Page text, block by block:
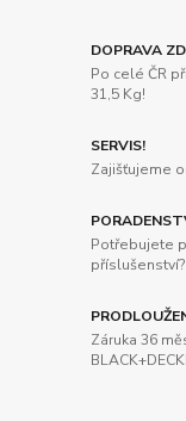
DOPRAVA
Po celé ČR
31,5 Kg!
SERVIS!
Zajišťujeme
Potřebujete
Záruka 36